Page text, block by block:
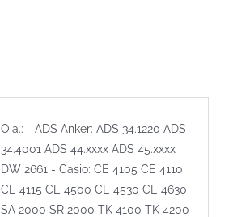
O.a.: - ADS Anker: ADS 34.1220 ADS
34.4001 ADS 44.xxxx ADS 45.xxxx
DW 2661 - Casio: CE 4105 CE 4110
CE 4115 CE 4500 CE 4530 CE 4630
SA 2000 SR 2000 TK 4100 TK 4200